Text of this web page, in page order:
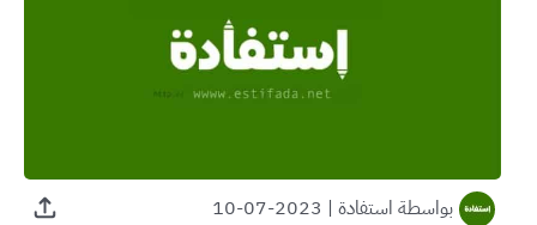
بواسطة استفادة |
2023-07-10